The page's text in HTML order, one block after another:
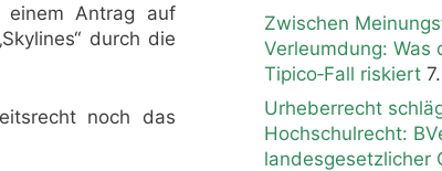
einem Antrag auf
durch die
noch das
Zwischen
Verleumdung: Was
Tipico‑Fall riskiert
Urheberrecht
Hochschulrecht:
landesgesetzlicher